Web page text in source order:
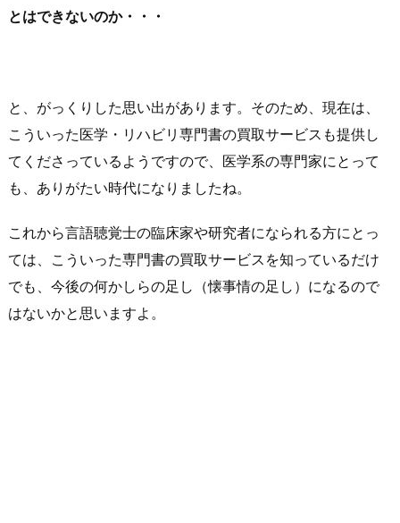
とはできないのか・・・
と、がっくりした思い出があります。そのため、現在は、
こういった医学・リハビリ専門書の買取サービスも提供し
てくださっているようですので、医学系の専門家にとって
も、ありがたい時代になりましたね。
これから言語聴覚士の臨床家や研究者になられる方にとっ
ては、こういった専門書の買取サービスを知っているだけ
でも、今後の何かしらの足し（懐事情の足し）になるので
はないかと思いますよ。